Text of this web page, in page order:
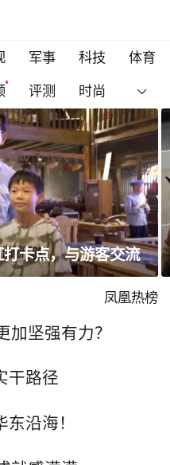
军事 科技
体育
评测 时尚
卡点，与游客交流
凤凰热榜
加坚强有力？
干路径
沿海！